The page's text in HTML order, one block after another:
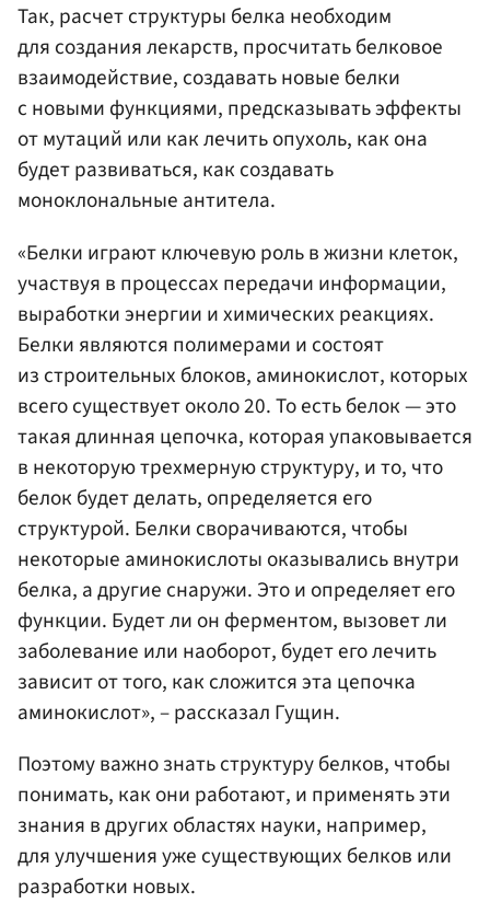
Так, расчет структуры белка необходим
для создания лекарств, просчитать белковое
взаимодействие, создавать новые белки
с новыми функциями, предсказывать эффекты
от мутаций или как лечить опухоль, как она
будет развиваться, как создавать
моноклональные антитела.
«Белки играют ключевую роль в жизни клеток,
участвуя в процессах передачи информации,
выработки энергии и химических реакциях.
Белки являются полимерами и состоят
из строительных блоков, аминокислот, которых
всего существует около 20. То есть белок — это
такая длинная цепочка, которая упаковывается
в некоторую трехмерную структуру, и то, что
белок будет делать, определяется его
структурой. Белки сворачиваются, чтобы
некоторые аминокислоты оказывались внутри
белка, а другие снаружи. Это и определяет его
функции. Будет ли он ферментом, вызовет ли
заболевание или наоборот, будет его лечить
зависит от того, как сложится эта цепочка
аминокислот», – рассказал Гущин.
Поэтому важно знать структуру белков, чтобы
понимать, как они работают, и применять эти
знания в других областях науки, например,
для улучшения уже существующих белков или
разработки новых.